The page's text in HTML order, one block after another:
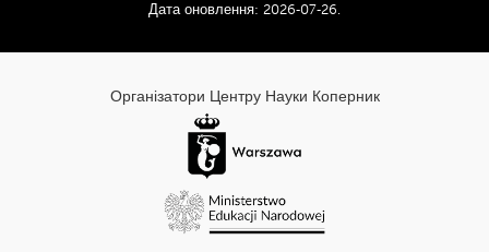
Дата оновлення: 2026‑07‑26.
Організатори Центру Науки Коперник